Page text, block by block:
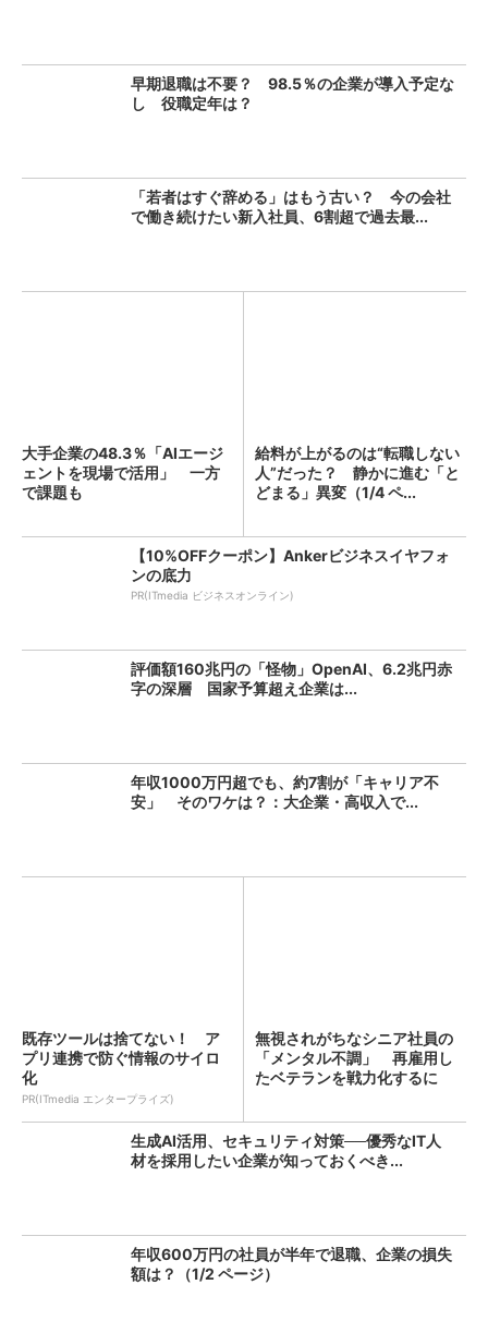
早期退職は不要？ 98.5％の企業が導入予定な
し 役職定年は？
「若者はすぐ辞める」はもう古い？ 今の会社
で働き続けたい新入社員、6割超で過去最...
大手企業の48.3％「AIエージ
ェントを現場で活用」 一方
で課題も
給料が上がるのは“転職しない
人”だった？ 静かに進む「と
どまる」異変（1/4 ペ...
【10%OFFクーポン】Ankerビジネスイヤフォ
ンの底力
PR(ITmedia ビジネスオンライン)
評価額160兆円の「怪物」OpenAI、6.2兆円赤
字の深層 国家予算超え企業は...
年収1000万円超でも、約7割が「キャリア不
安」 そのワケは？：大企業・高収入で...
既存ツールは捨てない！ ア
プリ連携で防ぐ情報のサイロ
化
PR(ITmedia エンタープライズ)
無視されがちなシニア社員の
「メンタル不調」 再雇用し
たベテランを戦力化するに
生成AI活用、セキュリティ対策──優秀なIT人
材を採用したい企業が知っておくべき...
年収600万円の社員が半年で退職、企業の損失
額は？（1/2 ページ）